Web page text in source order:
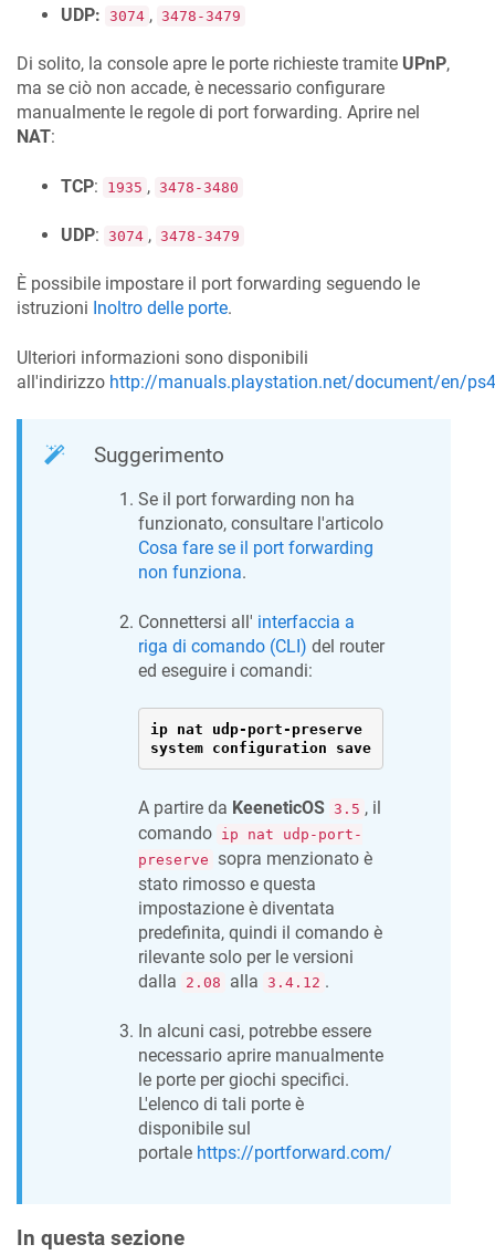
UDP: 3074 , 3478-3479
Di solito, la console apre le porte richieste tramite UPnP,
ma se ciò non accade, è necessario configurare
manualmente le regole di port forwarding. Aprire nel
NAT:
TCP: 1935 , 3478-3480
UDP: 3074 , 3478-3479
È possibile impostare il port forwarding seguendo le
istruzioni Inoltro delle porte.
Ulteriori informazioni sono disponibili
all'indirizzo http://manuals.playstation.net/document/en/
Suggerimento
Se il port forwarding non ha
funzionato, consultare l'articolo
Cosa fare se il port forwarding
non funziona.
Connettersi all' interfaccia a
riga di comando (CLI) del router
ed eseguire i comandi:
ip nat udp-port-preserve
system configuration save
A partire da KeeneticOS 3.5 , il
comando ip nat udp-port-
preserve sopra menzionato è
stato rimosso e questa
impostazione è diventata
predefinita, quindi il comando è
rilevante solo per le versioni
dalla
2.08 alla 3.4.12 .
In alcuni casi, potrebbe essere
necessario aprire manualmente
le porte per giochi specifici.
L'elenco di tali porte è
disponibile sul
portale https://portforward.com/
In questa sezione